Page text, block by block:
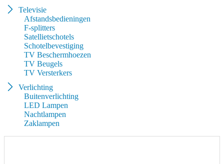
Televisie
Afstandsbedieningen
F-splitters
Satellietschotels
Schotelbevestiging
TV Beschermhoezen
TV Beugels
TV Versterkers
Verlichting
Buitenverlichting
LED Lampen
Nachtlampen
Zaklampen